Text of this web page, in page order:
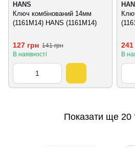
HANS
Ключ комбінований 14мм
(1161M14) HANS (1161М14)
127 грн 141 грн
В наявності
241
В
Показати ще 20